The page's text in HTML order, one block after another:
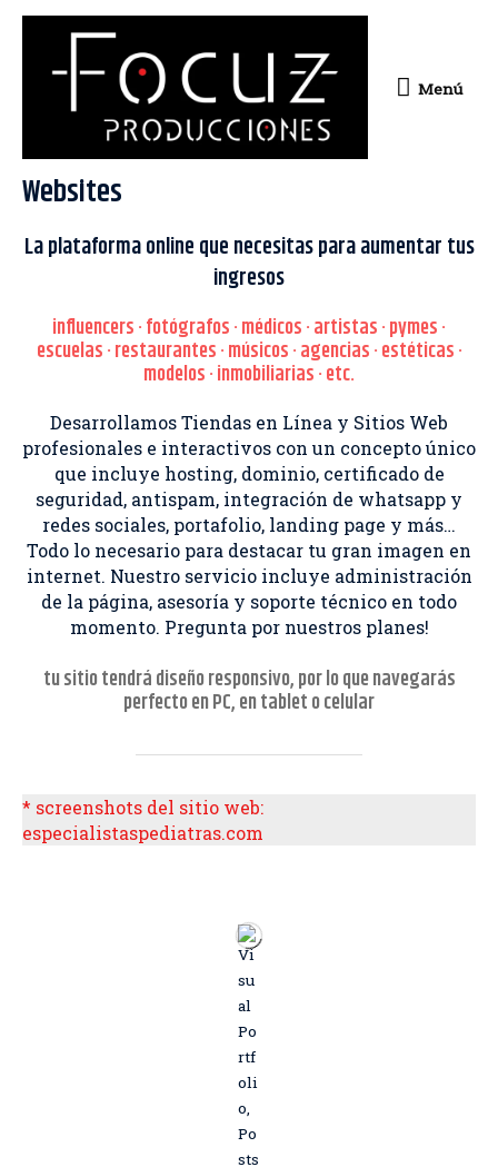
Menú
Websites
La plataforma online que necesitas para aumentar tus
ingresos
influencers · fotógrafos · médicos · artistas · pymes ·
escuelas · restaurantes · músicos · agencias · estéticas ·
modelos · inmobiliarias · etc.
Desarrollamos Tiendas en Línea y Sitios Web
profesionales e interactivos con un concepto único
que incluye hosting, dominio, certificado de
seguridad, antispam, integración de whatsapp y
redes sociales, portafolio, landing page y más…
Todo lo necesario para destacar tu gran imagen en
internet. Nuestro servicio incluye administración
de la página, asesoría y soporte técnico en todo
momento. Pregunta por nuestros planes!
tu sitio tendrá diseño responsivo, por lo que navegarás
perfecto en PC, en tablet o celular
* screenshots del sitio web:
especialistaspediatras.com